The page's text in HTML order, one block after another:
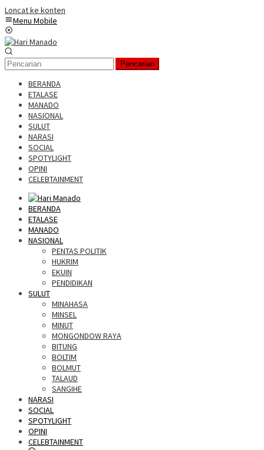
Loncat ke konten
Menu Mobile
Pencarian
BERANDA
ETALASE
MANADO
NASIONAL
SULUT
NARASI
SOCIAL
SPOTYLIGHT
OPINI
CELEBTAINMENT
BERANDA
ETALASE
MANADO
NASIONAL
PENTAS POLITIK
HUKRIM
EKUIN
PENDIDIKAN
SULUT
MINAHASA
MINSEL
MINUT
MONGONDOW RAYA
BITUNG
BOLTIM
BOLMUT
TALAUD
SANGIHE
NARASI
SOCIAL
SPOTYLIGHT
OPINI
CELEBTAINMENT